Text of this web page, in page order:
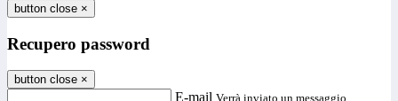
button close ×
Recupero password
button close ×
E-mail Verrà inviato un messaggio